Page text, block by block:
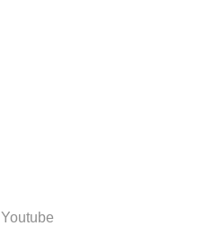
Youtube